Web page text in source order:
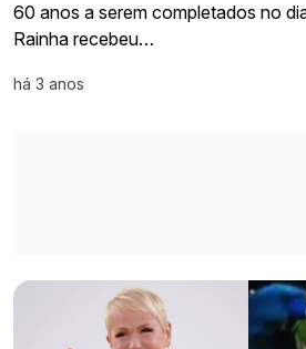
60 anos a serem completados no
Rainha recebeu…
há 3 anos